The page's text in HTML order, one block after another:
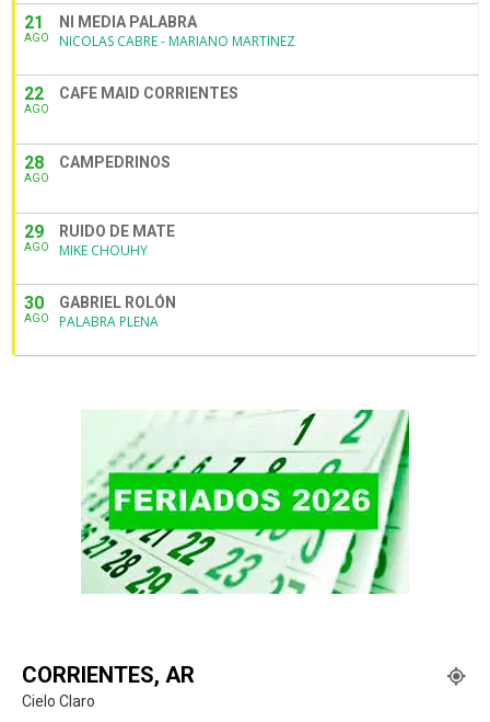
21
AGO
NI MEDIA PALABRA
NICOLAS CABRE - MARIANO MARTINEZ
22
AGO
CAFE MAID CORRIENTES
28
AGO
CAMPEDRINOS
29
AGO
RUIDO DE MATE
MIKE CHOUHY
30
AGO
GABRIEL ROLÓN
PALABRA PLENA
CORRIENTES, AR
Cielo Claro